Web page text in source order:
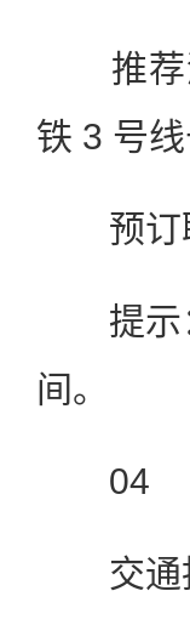
推荐酒
铁 3 号
预订联
提示：
间。
04
交通